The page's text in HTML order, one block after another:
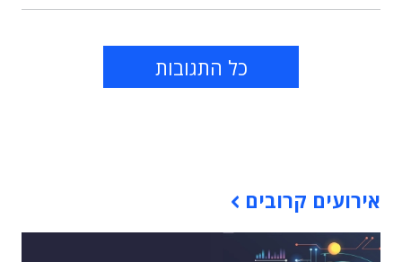
כל התגובות
אירועים קרובים